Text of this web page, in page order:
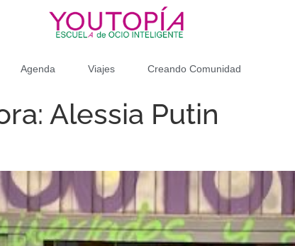
Agenda Viajes Creando Comunidad
Alessia Putin